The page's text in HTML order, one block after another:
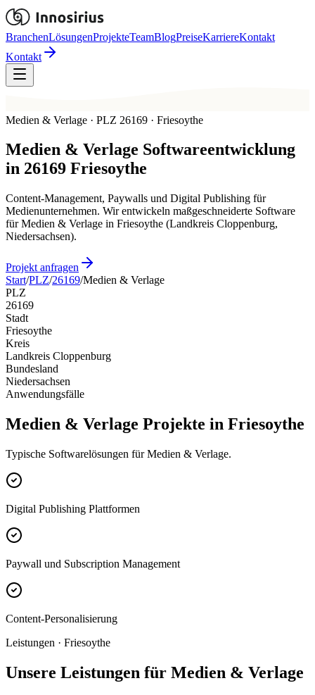
BranchenLösungenProjekteTeamBlogPreiseKarriereKontakt
Kontakt
Medien & Verlage · PLZ 26169 · Friesoythe
Medien & Verlage Softwareentwicklung
in 26169 Friesoythe
Content-Management, Paywalls und Digital Publishing für
Medienunternehmen. Wir entwickeln maßgeschneiderte Software
für Medien & Verlage in Friesoythe (Landkreis Cloppenburg,
Niedersachsen).
Projekt anfragen
Start/PLZ/26169/Medien & Verlage
PLZ
26169
Stadt
Friesoythe
Kreis
Landkreis Cloppenburg
Bundesland
Niedersachsen
Anwendungsfälle
Medien & Verlage Projekte in Friesoythe
Typische Softwarelösungen für Medien & Verlage.
Digital Publishing Plattformen
Paywall und Subscription Management
Content-Personalisierung
Leistungen · Friesoythe
Unsere Leistungen für Medien & Verlage